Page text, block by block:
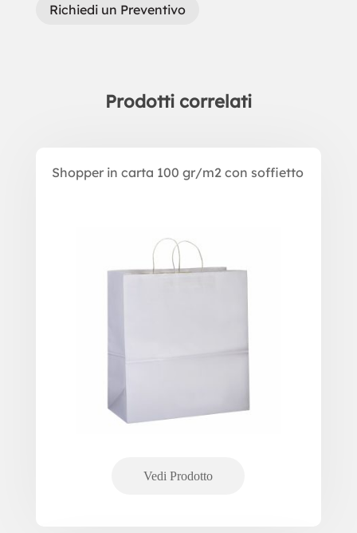
Richiedi un Preventivo
Prodotti correlati
Shopper in carta 100 gr/m2 con soffietto